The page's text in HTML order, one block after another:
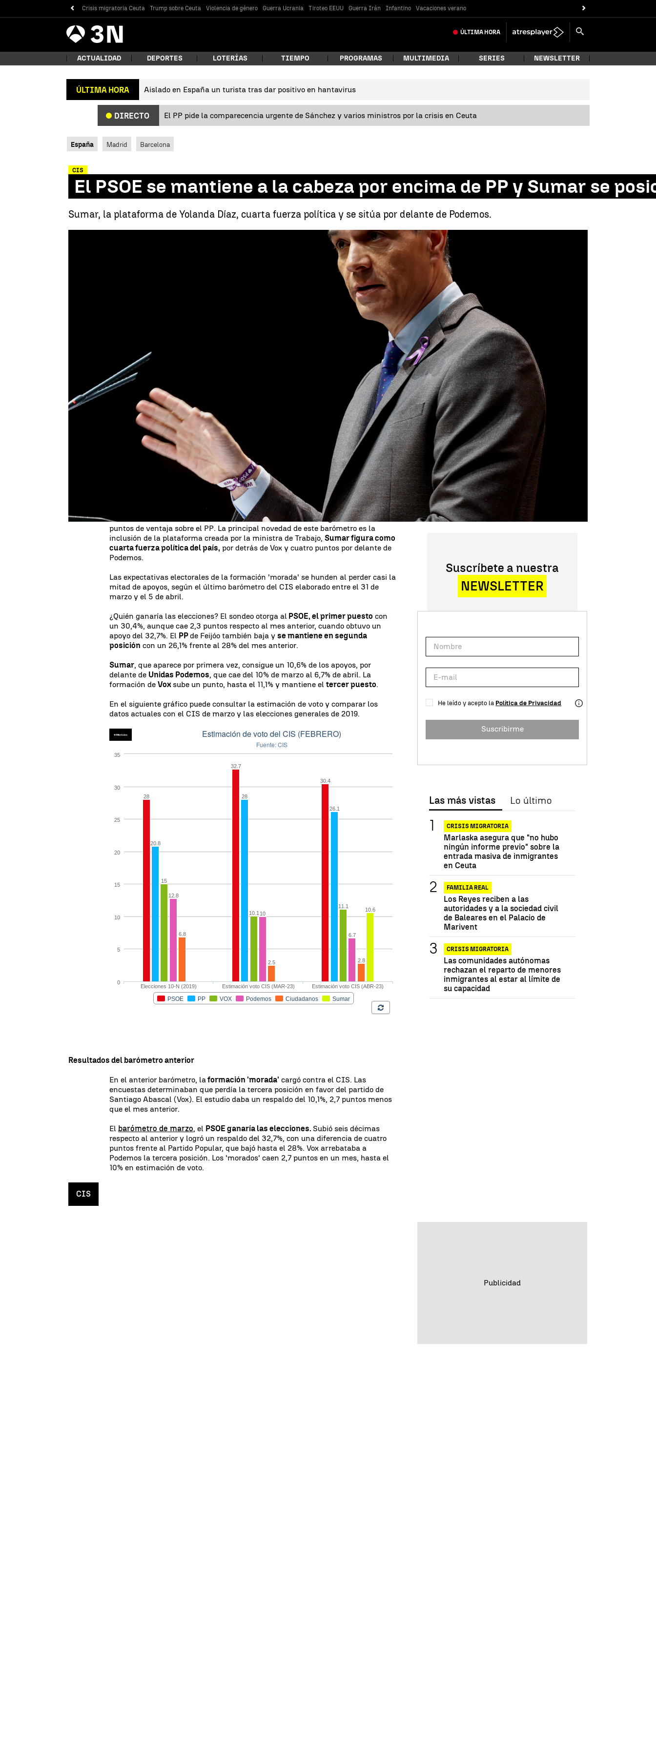
Crisis migratoria Ceuta Trump sobre Ceuta Violencia de género Guerra Ucrania Tiroteo EEUU Guerra Irán Infantino Vacaciones verano
Antena
3 Noticias ÚLTIMA HORA
¿Qué estás buscando?
ACTUALIDAD DEPORTES LOTERÍAS TIEMPO PROGRAMAS MULTIMEDIA SERIES NEWSLETTER
ÚLTIMA HORA Aislado en España un turista tras dar positivo en hantavirus
DIRECTO El PP pide la comparecencia urgente de Sánchez y varios ministros por la crisis en Ceuta
España Madrid Barcelona
CIS
El PSOE se mantiene a la cabeza por encima de PP y Sumar se
Sumar, la plataforma de Yolanda Díaz, cuarta fuerza política y se sitúa por delante de Podemos.
El PSOE se mantiene a la cabeza por encima de PP y Sumar se posiciona por encima de Podemos, según el CIS |
Rosario Miñano
Actualizado:
20 de abril de 2023, 15:49
Publicado:
20 de abril de 2023, 12:40
WhatsappFacebook
X Linkedin
El CIS publica el primer barómetro tras el lanzamiento de 'Sumar', elnuevo
proyecto de Yolanda Díaz
con el que quiere ser
"la primera presidenta de
y también tras la moción de censura
que presentó Vox contra el
presidente Pedro Sánchez y que no prosperó.
El barómetro del mes de abril del Centro de Investigaciones Sociológicas incluye
a Sumar y la sitúa como cuarta fuerza política,por delante de Podemos,
mientras el PSOE sigue a la cabeza.
Los datos extraídos mantienen al PSOE a la cabeza
del ranking con cuatro
puntos de ventaja sobre el PP. La principal novedad de este barómetro es la
inclusión de la plataforma creada por la ministra de Trabajo,Sumar figura como
cuarta fuerza política del país, por detrás de Vox y cuatro puntos por delante de
Podemos.
Las expectativas electorales de la formación 'morada' se hunden al perder casi la
mitad de apoyos, según el último barómetro del CIS elaborado entre el 31 de
marzo y el 5 de abril.
¿Quién ganaría las elecciones? El sondeo otorga al PSOE, el primer puesto con
un 30,4%, aunque cae 2,3 puntos respecto al mes anterior, cuando obtuvo un
apoyo del 32,7%. El PPde Feijóo también baja yse mantiene en segunda
posición con un 26,1% frente al 28% del mes anterior.
Sumar, que aparece por primera vez, consigue un 10,6% de los apoyos, por
delante de Unidas Podemos, que cae del 10% de marzo al 6,7% de abril. La
formación deVox sube un punto, hasta el 11,1% y mantiene eltercer puesto.
En el siguiente gráfico puede consultar la estimación de voto y comparar los
datos actuales con el CIS de marzo y las elecciones generales de 2019.
Resultados del barómetro anterior
En el anterior barómetro, laformación 'morada' cargó contra el CIS. Las
encuestas determinaban que perdía la tercera posición en favor del partido de
Santiago Abascal (Vox). El estudio daba un respaldo del 10,1%, 2,7 puntos menos
que el mes anterior.
Elbarómetro de marzo, el PSOE ganaría las elecciones. Subió seis décimas
respecto al anterior y logró un respaldo del 32,7%, con una diferencia de cuatro
puntos frente al Partido Popular, que bajó hasta el 28%. Vox arrebataba a
Podemos la tercera posición. Los 'morados' caen 2,7 puntos en un mes, hasta el
10% en estimación de voto.
CIS
Suscríbete a nuestra
NEWSLETTER
He leído y acepto la Política de Privacidad
Suscribirme
Las más vistas Lo último
CRISIS MIGRATORIA
Marlaska asegura que "no hubo
ningún informe previo" sobre la
entrada masiva de inmigrantes
en Ceuta
FAMILIA REAL
Los Reyes reciben a las
autoridades y a la sociedad civil
de Baleares en el Palacio de
Marivent
CRISIS MIGRATORIA
Las comunidades autónomas
rechazan el reparto de menores
inmigrantes al estar al límite de
su capacidad